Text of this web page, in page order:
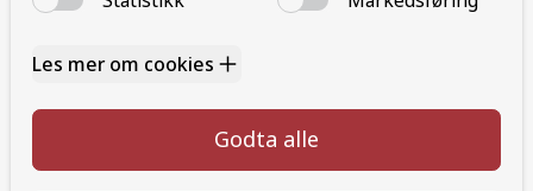
Prisjustering for pakkepris moped
Prisstigning for pakkepris moped fra 16. mars.